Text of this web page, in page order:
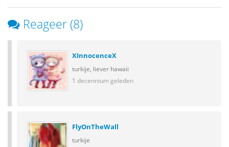
Reageer (8)
XInnocenceX
turkije, liever hawaii
1 decennium geleden
FlyOnTheWall
turkije